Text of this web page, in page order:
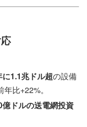
1.1兆ドル超の設備
比+22%。
億ドルの送電網投資